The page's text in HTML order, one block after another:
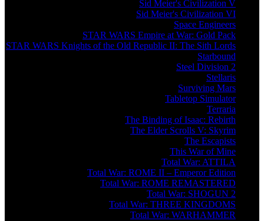
Sid Meier's Civilization V
Sid Meier's Civilization VI
Space Engineers
STAR WARS Empire at War: Gold Pack
STAR WARS Knights of the Old Republic II: The Sith Lords
Starbound
Steel Division 2
Stellaris
Surviving Mars
Tabletop Simulator
Terraria
The Binding of Isaac: Rebirth
The Elder Scrolls V: Skyrim
The Escapists
This War of Mine
Total War: ATTILA
Total War: ROME II – Emperor Edition
Total War: ROME REMASTERED
Total War: SHOGUN 2
Total War: THREE KINGDOMS
Total War: WARHAMMER